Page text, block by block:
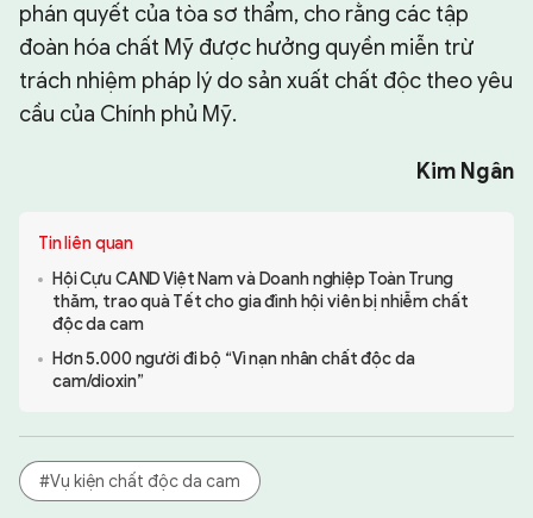
phán quyết của tòa sơ thẩm, cho rằng các tập
đoàn hóa chất Mỹ được hưởng quyền miễn trừ
trách nhiệm pháp lý do sản xuất chất độc theo yêu
cầu của Chính phủ Mỹ.
Kim Ngân
Tin liên quan
Hội Cựu CAND Việt Nam và Doanh nghiệp Toàn Trung
thăm, trao quà Tết cho gia đình hội viên bị nhiễm chất
độc da cam
Hơn 5.000 người đi bộ “Vì nạn nhân chất độc da
cam/dioxin”
#Vụ kiện chất độc da cam